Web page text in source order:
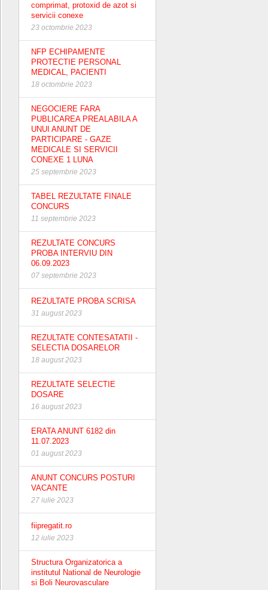
comprimat, protoxid de azot si
servicii conexe
23 octombrie 2023
NFP ECHIPAMENTE
PROTECTIE PERSONAL
MEDICAL, PACIENTI
18 octombrie 2023
NEGOCIERE FARA
PUBLICAREA PREALABILA A
UNUI ANUNT DE
PARTICIPARE - GAZE
MEDICALE SI SERVICII
CONEXE 1 LUNA
25 septembrie 2023
TABEL REZULTATE FINALE
CONCURS
11 septembrie 2023
REZULTATE CONCURS
PROBA INTERVIU DIN
06.09.2023
07 septembrie 2023
REZULTATE PROBA SCRISA
31 august 2023
REZULTATE CONTESATATII -
SELECTIA DOSARELOR
18 august 2023
REZULTATE SELECTIE
DOSARE
16 august 2023
ERATA ANUNT 6182 din
11.07.2023
01 august 2023
ANUNT CONCURS POSTURI
VACANTE
27 iulie 2023
fiipregatit.ro
12 iulie 2023
Structura Organizatorica a
institutul National de Neurologie
si Boli Neurovasculare